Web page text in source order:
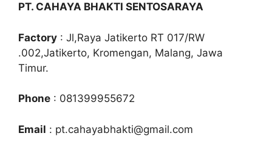
PT. CAHAYA BHAKTI SENTOSARAYA
Factory : Jl,Raya Jatikerto RT 017/RW
.002,Jatikerto, Kromengan, Malang, Jawa
Timur.
Phone : 081399955672
Email : pt.cahayabhakti@gmail.com